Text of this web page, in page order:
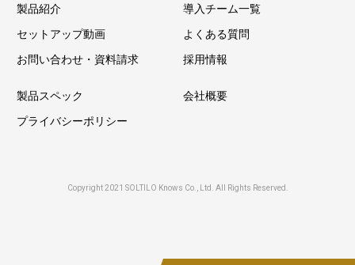
製品紹介 導入チーム一覧
セットアップ動画 よくある質問
お問い合わせ・資料請求 採用情報
製品スペック 会社概要
プライバシーポリシー
Copyright 2021 SOLTILO Knows Co., Ltd. All Rights Reserved.